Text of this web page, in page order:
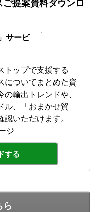
ご提案資料ダウンロ
サービ
トップで支援する
についてまとめた資
輸出トレンドや、
ル、「おまかせ貿
いただけます。
ジ
する
ら